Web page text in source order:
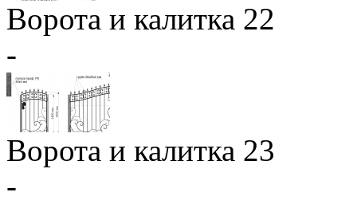
Ворота и калитка 22
-
Ворота и калитка 23
-